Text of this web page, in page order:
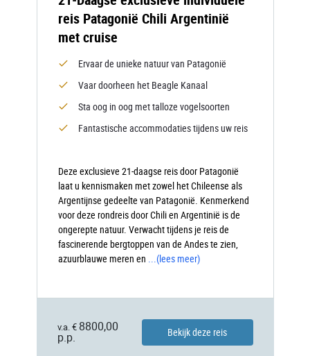
reis Patagonië Chili Argentinië
met cruise
Ervaar de unieke natuur van Patagonië
Vaar doorheen het Beagle Kanaal
Sta oog in oog met talloze vogelsoorten
Fantastische accommodaties tijdens uw reis
Deze exclusieve 21-daagse reis door Patagonië
laat u kennismaken met zowel het Chileense als
Argentijnse gedeelte van Patagonië. Kenmerkend
voor deze rondreis door Chili en Argentinië is de
ongerepte natuur. Verwacht tijdens je reis de
fascinerende bergtoppen van de Andes te zien,
azuurblauwe meren en ...(lees meer)
v.a. € 8800,00
p.p.
Bekijk deze reis